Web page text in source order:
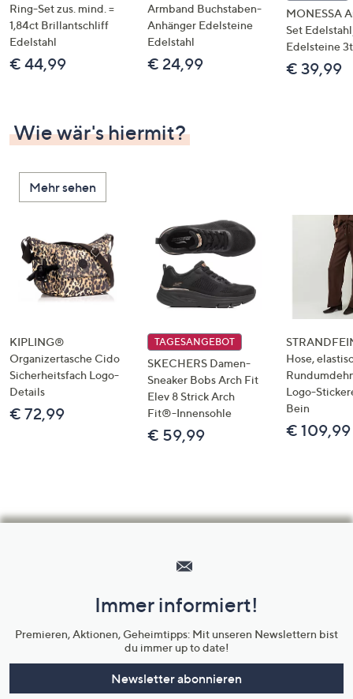
Ring-Set zus. mind. =
1,84ct Brillantschliff
Edelstahl
€ 44,99
Armband Buchstaben-
Anhänger Edelsteine
Edelstahl
€ 24,99
MONESSA
Set
Edelsteine
€ 39,99
Wie wär's hiermit?
Mehr sehen
KIPLING®
Organizertasche Cido
Sicherheitsfach Logo-
Details
€ 72,99
TAGESANGEBOT
SKECHERS Damen-
Sneaker Bobs Arch Fit
Elev 8 Strick Arch
Fit®-Innensohle
€ 59,99
Hose,
Logo-
Bein
€ 109,99
Unternehmensinformationen
Immer informiert!
Premieren, Aktionen, Geheimtipps: Mit unseren Newslettern bist
du immer up to date!
Newsletter abonnieren